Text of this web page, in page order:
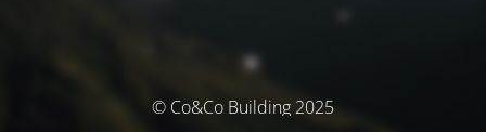
© Co&Co Building 2025